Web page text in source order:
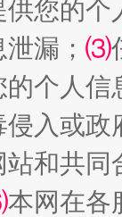
您的个
漏； ⑶
个人
入或
和共
本网在各